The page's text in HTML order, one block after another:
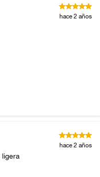
hace 2 años
hace 2 años
ligera